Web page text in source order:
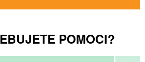
POMOCI?